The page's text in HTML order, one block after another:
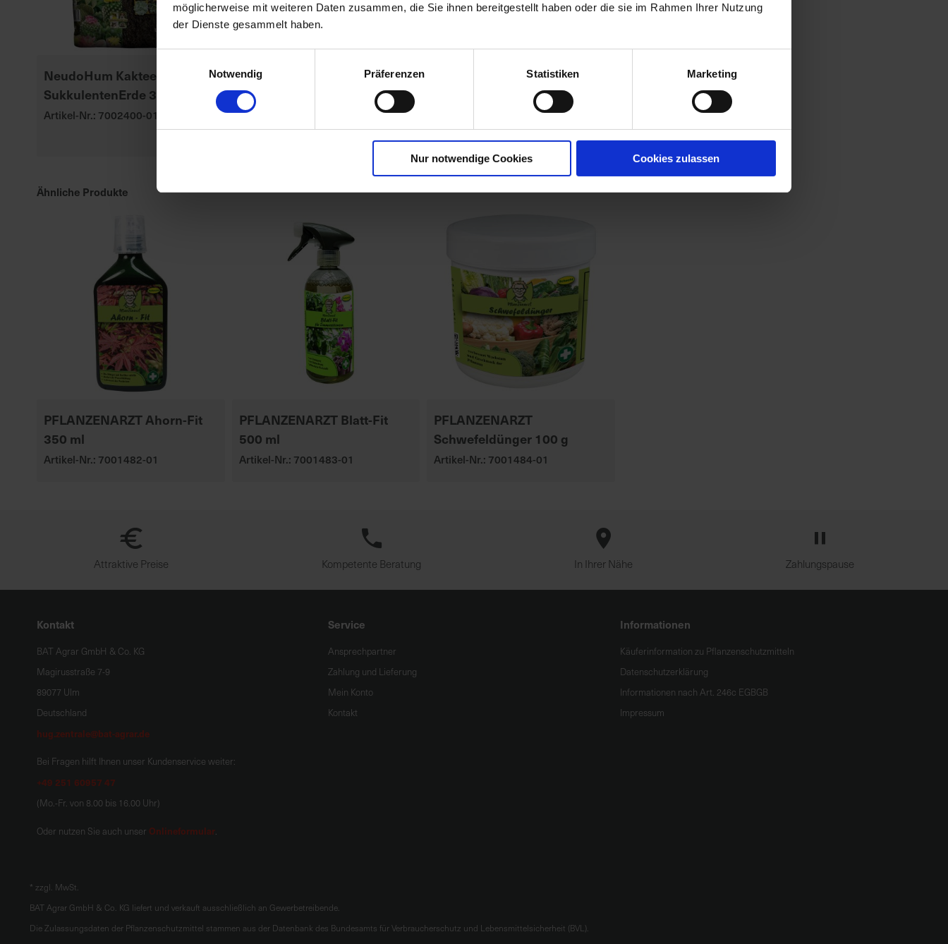
möglicherweise mit weiteren Daten zusammen, die Sie ihnen bereitgestellt haben oder die sie im Rahmen Ihrer Nutzung
der Dienste gesammelt haben.
Notwendig
Präferenzen Statistiken Marketing
Nur notwendige Cookies Cookies zulassen
NeudoHum Kakteen- &
SukkulentenErde 3 l
Artikel-Nr.: 7002400-01
Seramis Outdoor Pflanz-
Gran. Beet-, Balkon- &
Kübelpflanz
Artikel-Nr.: 7000835-01-cfg
Ähnliche Produkte
PFLANZENARZT Ahorn-Fit
350 ml
Artikel-Nr.: 7001482-01
PFLANZENARZT Blatt-Fit
500 ml
Artikel-Nr.: 7001483-01
PFLANZENARZT
Schwefeldünger 100 g
Artikel-Nr.: 7001484-01
Attraktive Preise Kompetente Beratung In Ihrer Nähe Zahlungspause
Kontakt
BAT Agrar GmbH & Co. KG
Magirusstraße 7-9
89077 Ulm
Deutschland
hug.zentrale@bat-agrar.de
Bei Fragen hilft Ihnen unser Kundenservice weiter:
+49 251 60957 47
(Mo.-Fr. von 8.00 bis 16.00 Uhr)
Oder nutzen Sie auch unser Onlineformular.
Service
Ansprechpartner
Zahlung und Lieferung
Mein Konto
Kontakt
Informationen
Käuferinformation zu Pflanzenschutzmitteln
Datenschutzerklärung
Informationen nach Art. 246c EGBGB
Impressum
* zzgl. MwSt.
BAT Agrar GmbH & Co. KG liefert und verkauft ausschließlich an Gewerbetreibende.
Die Zulassungsdaten der Pflanzenschutzmittel stammen aus der Datenbank des Bundesamts für Verbraucherschutz und Lebensmittelsicherheit (BVL).